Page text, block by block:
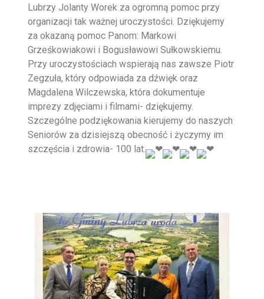
Lubrzy Jolanty Worek za ogromną pomoc przy
organizacji tak ważnej uroczystości. Dziękujemy
za okazaną pomoc Panom: Markowi
Grześkowiakowi i Bogusławowi Sułkowskiemu.
Przy uroczystościach wspierają nas zawsze Piotr
Zegzuła, który odpowiada za dźwięk oraz
Magdalena Wilczewska, która dokumentuje
imprezy zdjęciami i filmami- dziękujemy.
Szczególne podziękowania kierujemy do naszych
Seniorów za dzisiejszą obecność i życzymy im
szczęścia i zdrowia- 100 lat.